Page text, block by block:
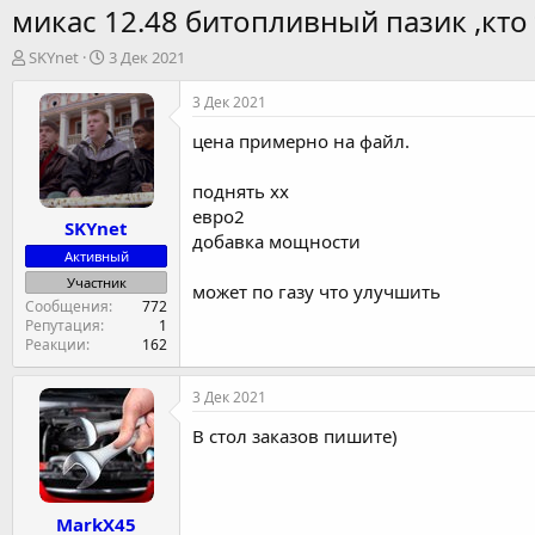
микас 12.48 битопливный пазик ,кто
А
SKYnet
Д
т
а
н
а
ч
а
л
а
3 Дек 2021
SKYnet
Активный
Участник
Сообщения
772
Репутация
1
Реакции
162
3 Дек 2021
цена примерно на файл.
поднять хх
евро2
добавка мощности
может по газу что улучшить
MarkX45
3 Дек 2021
В стол заказов пишите)